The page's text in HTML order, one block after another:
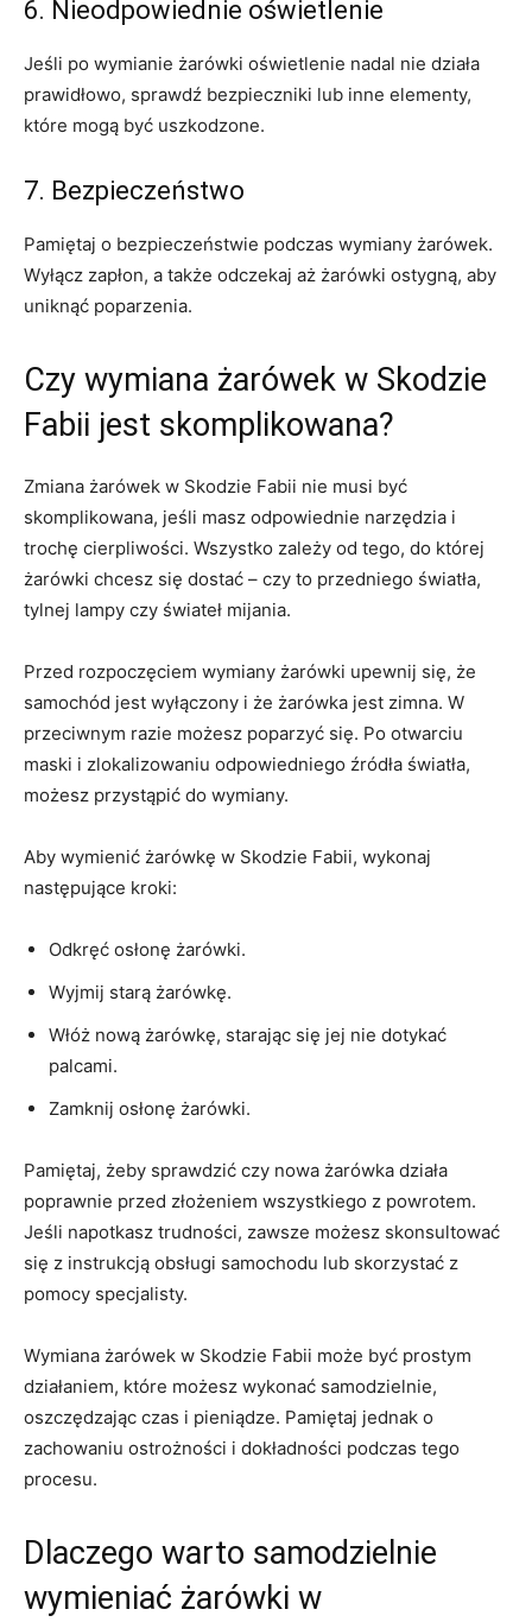
6. Nieodpowiednie oświetlenie
Jeśli po wymianie ⁢żarówki oświetlenie nadal nie działa
prawidłowo, ‍sprawdź ‍bezpieczniki lub ⁢inne elementy,
które mogą być uszkodzone.
7.‌ Bezpieczeństwo
Pamiętaj o bezpieczeństwie podczas⁢ wymiany żarówek.
Wyłącz zapłon, a także odczekaj aż żarówki ostygną, aby
uniknąć poparzenia.
Czy wymiana żarówek ⁣w Skodzie
Fabii ⁤jest skomplikowana?
Zmiana żarówek ‍w Skodzie Fabii nie musi być
skomplikowana, jeśli masz​ odpowiednie narzędzia i
trochę cierpliwości. Wszystko zależy od tego, do której
żarówki chcesz ​się dostać – ​czy to przedniego światła,
tylnej lampy czy świateł ⁤mijania.
Przed ⁤rozpoczęciem wymiany ‌żarówki upewnij się, że
samochód jest wyłączony i że żarówka jest zimna.⁢ W
przeciwnym razie możesz poparzyć się. Po otwarciu
⁢maski i zlokalizowaniu odpowiedniego źródła⁤ światła,
możesz przystąpić do wymiany.
Aby wymienić ​żarówkę w Skodzie Fabii, wykonaj
następujące kroki: ⁣
Odkręć osłonę żarówki.
Wyjmij starą żarówkę.
Włóż nową żarówkę,‌ starając się jej nie dotykać
palcami.
Zamknij osłonę żarówki.
Pamiętaj, żeby sprawdzić czy nowa żarówka działa
poprawnie ‍przed złożeniem wszystkiego z powrotem.
Jeśli⁣ napotkasz trudności, ​zawsze możesz skonsultować ​
się z instrukcją obsługi samochodu​ lub skorzystać z
pomocy specjalisty.
Wymiana żarówek w Skodzie Fabii może być prostym
działaniem, które możesz wykonać samodzielnie,
oszczędzając czas i pieniądze. Pamiętaj jednak o
zachowaniu ⁤ostrożności i dokładności podczas tego
procesu.
Dlaczego warto samodzielnie
wymieniać żarówki w